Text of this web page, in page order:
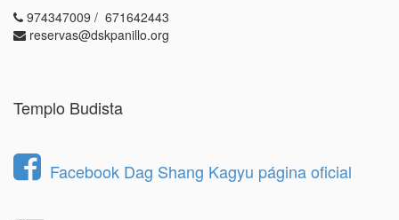
974347009 / 671642443
reservas@dskpanillo.org
Templo Budista
Facebook Dag Shang Kagyu página oficial